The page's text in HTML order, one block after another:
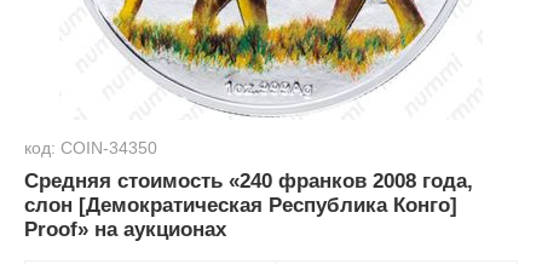
код: COIN-34350
Средняя стоимость «240 франков 2008 года,
слон [Демократическая Республика Конго]
Proof» на аукционах